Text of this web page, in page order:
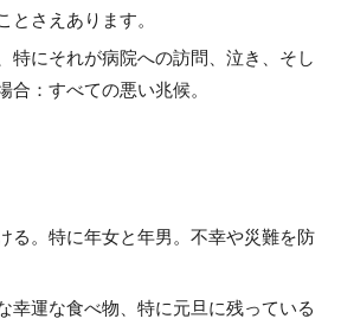
とさえあります。
特にそれが病院への訪問、泣き、そし
合：すべての悪い兆候。
る。特に年女と年男。不幸や災難を防
幸運な食べ物、特に元旦に残っている